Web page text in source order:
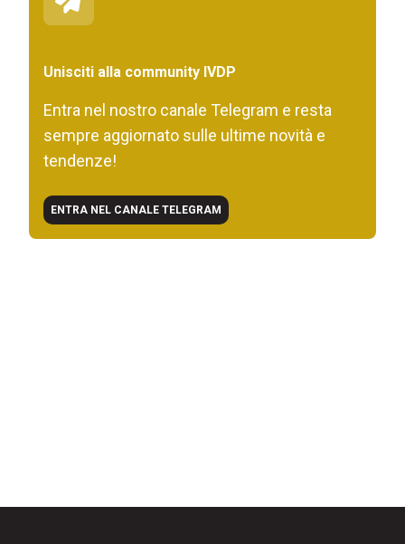
Unisciti alla community IVDP
Entra nel nostro canale Telegram e resta
sempre aggiornato sulle ultime novità e
tendenze!
ENTRA NEL CANALE TELEGRAM